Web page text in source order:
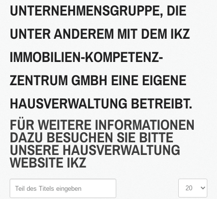
in Bearbeitung...
KATEGORIEN
Neubau Immobilien
Bestand Immobilien
Gewerbe Immobilien
Ausland Immobilien
History
3S
Bauträger
UNTERNEHMENSGRUPPE, DIE
UNTER ANDEREM MIT DEM IKZ
IMMOBILIEN-KOMPETENZ-
ZENTRUM GMBH EINE EIGENE
HAUSVERWALTUNG BETREIBT.
FÜR WEITERE INFORMATIONEN
DAZU BESUCHEN SIE BITTE
UNSERE HAUSVERWALTUNG
WEBSITE IKZ
Anzeige